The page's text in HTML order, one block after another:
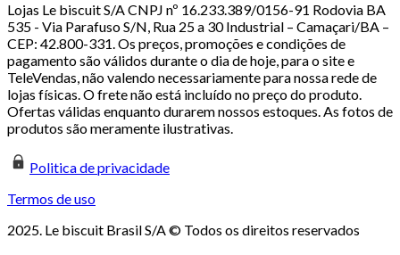
Lojas Le biscuit S/A CNPJ nº 16.233.389/0156-91 Rodovia BA
535 - Via Parafuso S/N, Rua 25 a 30 Industrial – Camaçari/BA –
CEP: 42.800-331. Os preços, promoções e condições de
pagamento são válidos durante o dia de hoje, para o site e
TeleVendas, não valendo necessariamente para nossa rede de
lojas físicas. O frete não está incluído no preço do produto.
Ofertas válidas enquanto durarem nossos estoques. As fotos de
produtos são meramente ilustrativas.
Politica de privacidade
Termos de uso
2025. Le biscuit Brasil S/A © Todos os direitos reservados